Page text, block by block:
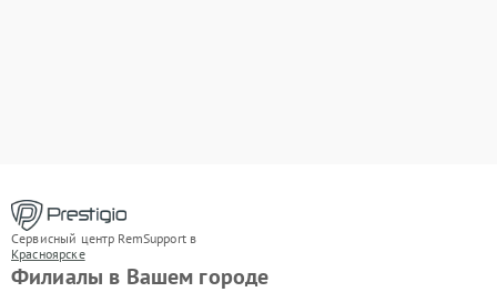
Сервисный центр RemSupport в
Красноярске
Филиалы в Вашем городе